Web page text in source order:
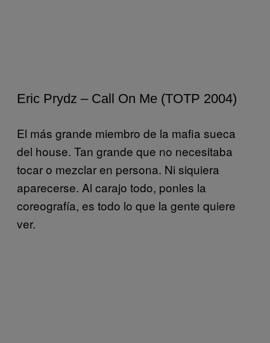
Eric Prydz – Call On Me (TOTP 2004)
El más grande miembro de la mafia sueca
del house. Tan grande que no necesitaba
tocar o mezclar en persona. Ni siquiera
aparecerse. Al carajo todo, ponles la
coreografía, es todo lo que la gente quiere
ver.